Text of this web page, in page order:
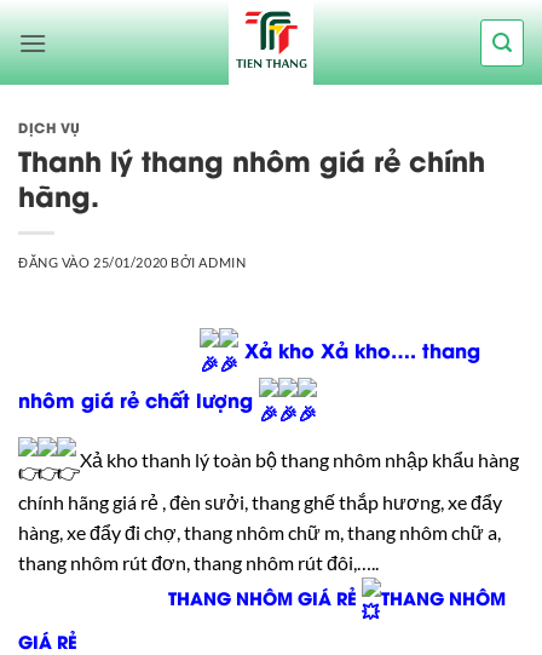
Bỏ
qua
nội
DỊCH VỤ
Thanh lý thang nhôm giá rẻ chính
hãng.
ĐĂNG VÀO 25/01/2020 BỞI ADMIN
Xả kho Xả kho…. thang
nhôm giá rẻ chất lượng
Xả kho thanh lý toàn bộ thang nhôm nhập khẩu hàng
chính hãng giá rẻ , đèn sưởi, thang ghế thắp hương, xe đẩy
hàng, xe đẩy đi chợ, thang nhôm chữ m, thang nhôm chữ a,
thang nhôm rút đơn, thang nhôm rút đôi,…..
THANG NHÔM GIÁ RẺ
THANG NHÔM
GIÁ RẺ